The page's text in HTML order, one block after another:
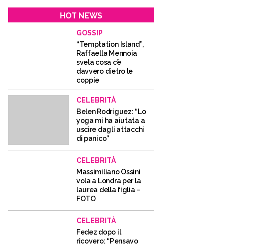
HOT NEWS
GOSSIP
“Temptation Island”,
Raffaella Mennoia
svela cosa c’è
davvero dietro le
coppie
CELEBRITÀ
Belen Rodriguez: “Lo
yoga mi ha aiutata a
uscire dagli attacchi
di panico”
CELEBRITÀ
Massimiliano Ossini
vola a Londra per la
laurea della figlia –
FOTO
CELEBRITÀ
Fedez dopo il
ricovero: “Pensavo